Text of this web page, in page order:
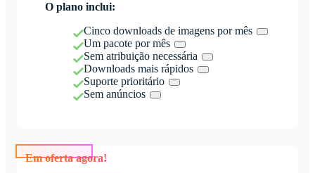
O plano inclui:
Cinco downloads de imagens por mês
Um pacote por mês
Sem atribuição necessária
Downloads mais rápidos
Suporte prioritário
Sem anúncios